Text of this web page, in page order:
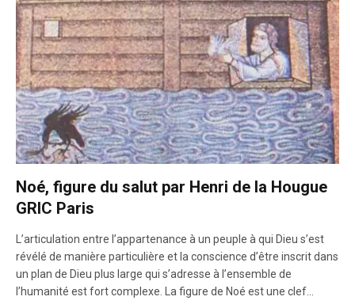
Noé, figure du salut par Henri de la Hougue
GRIC Paris
L’articulation entre l’appartenance à un peuple à qui Dieu s’est
révélé de manière particulière et la conscience d’être inscrit dans
un plan de Dieu plus large qui s’adresse à l’ensemble de
l’humanité est fort complexe. La figure de Noé est une clef